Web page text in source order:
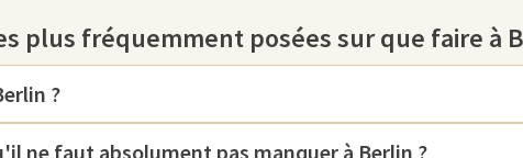
à une culture vibrante. Le mur de
toute exploration : les peintures
des histoires de liberté et de
le passé avec des expositions sur
plus fréquemment posées sur que faire à
?
ne faut absolument pas manquer à Berlin ?